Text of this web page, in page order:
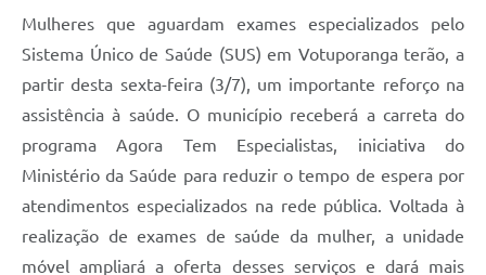
Mulheres que aguardam exames especializados pelo
Sistema Único de Saúde (SUS) em Votuporanga terão, a
partir desta sexta-feira (3/7), um importante reforço na
assistência à saúde. O município receberá a carreta do
programa Agora Tem Especialistas, iniciativa do
Ministério da Saúde para reduzir o tempo de espera por
atendimentos especializados na rede pública. Voltada à
realização de exames de saúde da mulher, a unidade
móvel ampliará a oferta desses serviços e dará mais